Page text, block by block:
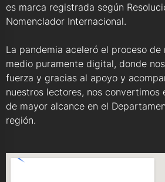
es marca registrada según
Nomenclador Internacional.
La pandemia aceleró el proceso de
medio puramente digital, donde
fuerza y gracias al apoyo y
nuestros lectores, nos convertimos
de mayor alcance en el
región.